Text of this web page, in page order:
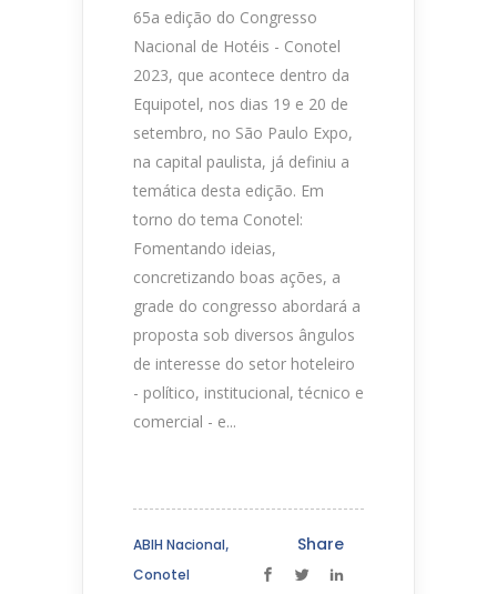
65a edição do Congresso
Nacional de Hotéis - Conotel
2023, que acontece dentro da
Equipotel, nos dias 19 e 20 de
setembro, no São Paulo Expo,
na capital paulista, já definiu a
temática desta edição. Em
torno do tema Conotel:
Fomentando ideias,
concretizando boas ações, a
grade do congresso abordará a
proposta sob diversos ângulos
de interesse do setor hoteleiro
- político, institucional, técnico e
comercial - e...
ABIH Nacional,
Conotel
Share